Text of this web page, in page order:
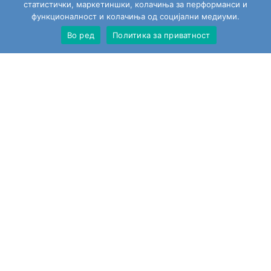
Изјавата за приватност за користење на веб страната
Сите играчки Моја сметка Пребарај
статистички, маркетиншки, колачиња за перформанси и
функционалност и колачиња од социјални медиуми.
Во ред
Политика за приватност